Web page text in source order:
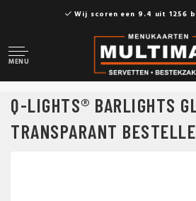
Wij scoren een 9.4 uit 1256
MENU
Q-LIGHTS® BARLIGHTS
TRANSPARANT